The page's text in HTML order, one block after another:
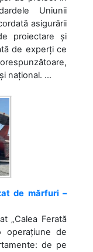
Uniunii
asigurării
proiectare și
de experți ce
național. ...
de mărfuri –
„Calea Ferată
operațiune de
de pe